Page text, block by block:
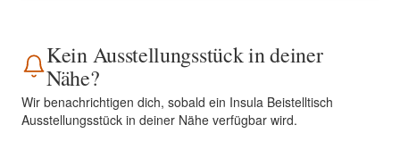
Kein Ausstellungsstück in deiner
Nähe?
Wir benachrichtigen dich, sobald ein Insula Beistelltisch
Ausstellungsstück in deiner Nähe verfügbar wird.